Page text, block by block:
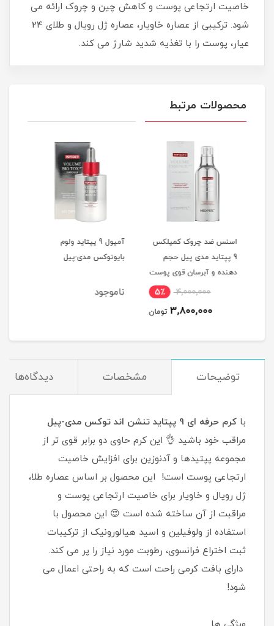
خاصیت ارتجاعی پوست و کاهش چین و چروک ارائه می
شود. ترکیبی از عصاره خاویار، عصاره ژل رویال و طلای 24
عیار، پوست را با تغذیه شدید شارژ می کند.
محصولات مرتبط
اسنس ضد چروک کمپلکس
9 پپتاید مدی پیل حجم
دهنده و آبرسان قوی پوست
4,000,000 5٪
3,800,000 تومان
آمپول 9 پپتاید ولوم
بایوتوکس مدی-پیل
ناموجود
توضیحات مشخصات دیدگاه‌ها
با کرم حرفه ای 9 پپتاید تنشن اند توکس مدی-پیل
مراقب خود باشید 👌 این کرم حاوی دو برابر قوی تر از
مجموعه پپتیدها و آدنوزین برای افزایش خاصیت
ارتجاعی پوست است! این محصول بر اساس عصاره طلا،
ژل رویال و خاویار برای خاصیت ارتجاعی پوست و
مراقبت از آن ساخته شده است 😍 این محصول با
استفاده از ولوفیلین و اسید هیالورونیک از ترکیبات
ثبت اختراع فرانسوی، رطوبت مورد نیاز را پر می کند.
دارای بافت کرمی راحت است که به راحتی اعمال می
شود!